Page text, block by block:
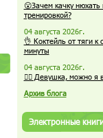
😮Зачем качку
тренировкой?
04 августа 2026г.
👌 Коктейль от тяги к
минуты
04 августа 2026г.
🏋️‍♀️ Девушка, можно я
Архив блога
Электронные